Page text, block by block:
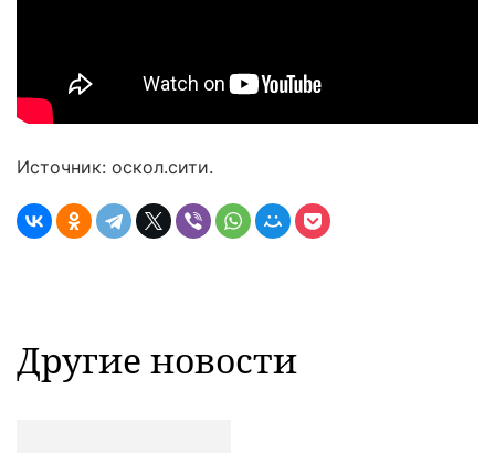
Источник: оскол.сити.
Другие новости